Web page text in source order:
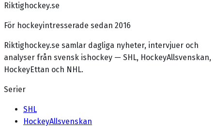
Riktighockey.se
För hockeyintresserade sedan 2016
Riktighockey.se samlar dagliga nyheter, intervjuer och
analyser från svensk ishockey — SHL, HockeyAllsvenskan,
HockeyEttan och NHL.
Serier
SHL
HockeyAllsvenskan